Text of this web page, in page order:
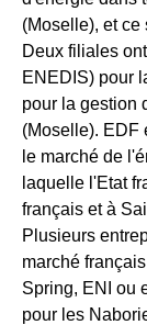
(Moselle), et
Deux filiales
ENEDIS) pour
pour la gestion
(Moselle). EDF
le marché de
laquelle l'Etat
français et à
Plusieurs
marché
Spring, ENI ou
pour les